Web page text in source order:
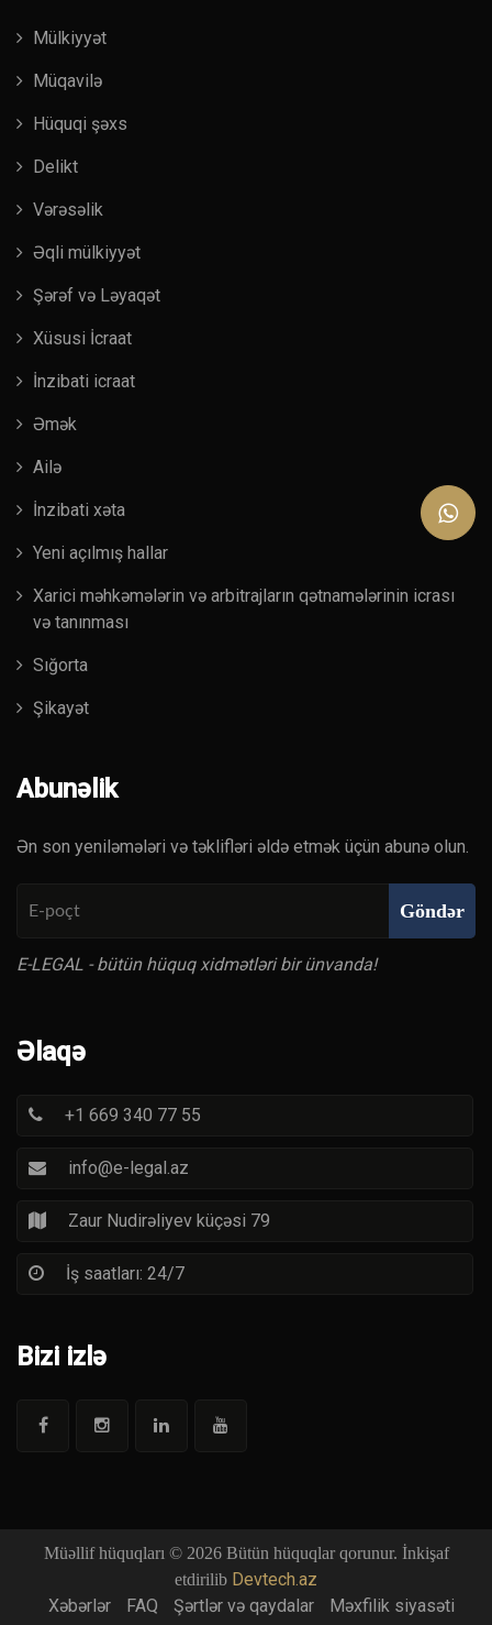
Mülkiyyət
Müqavilə
Hüquqi şəxs
Delikt
Vərəsəlik
Əqli mülkiyyət
Şərəf və Ləyaqət
Xüsusi İcraat
İnzibati icraat
Əmək
Ailə
İnzibati xəta
Yeni açılmış hallar
Xarici məhkəmələrin və arbitrajların qətnamələrinin icrası
və tanınması
Sığorta
Şikayət
Abunəlik
Ən son yeniləmələri və təklifləri əldə etmək üçün abunə olun.
Göndər
E-LEGAL - bütün hüquq xidmətləri bir ünvanda!
Əlaqə
+1 669 340 77 55
info@e-legal.az
Zaur Nudirəliyev küçəsi 79
İş saatları: 24/7
Bizi izlə
Müəllif hüquqları © 2026 Bütün hüquqlar qorunur. İnkişaf
etdirilib Devtech.az
Xəbərlər
FAQ Şərtlər və qaydalar
Məxfilik siyasəti